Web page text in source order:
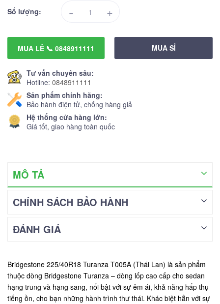
Số lượng: - +
MUA LẺ 📞 0848911111 MUA SỈ
Tư vấn chuyên sâu:
Hotline: 0848911111
Sản phẩm chính hãng:
Bảo hành điện tử, chống hàng giả
Hệ thống cửa hàng lớn:
Giá tốt, giao hàng toàn quốc
MÔ TẢ
CHÍNH SÁCH BẢO HÀNH
ĐÁNH GIÁ
Bridgestone 225/40R18 Turanza T005A (Thái Lan) là sản phẩm
thuộc dòng Bridgestone Turanza – dòng lốp cao cấp cho sedan
hạng trung và hạng sang, nổi bật với sự êm ái, khả năng hấp thụ
tiếng ồn, cho bạn những hành trình thư thái. Khác biệt hẳn với sự